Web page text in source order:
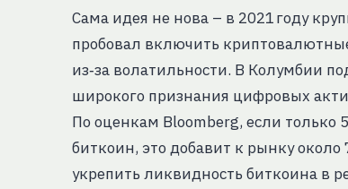
Сама идея не нова – в 2021 году
пробовал включить
из‑за волатильности. В Колумбии
широкого признания цифровых
По оценкам Bloomberg, если только
биткоин, это добавит к рынку
укрепить ликвидность биткоина в